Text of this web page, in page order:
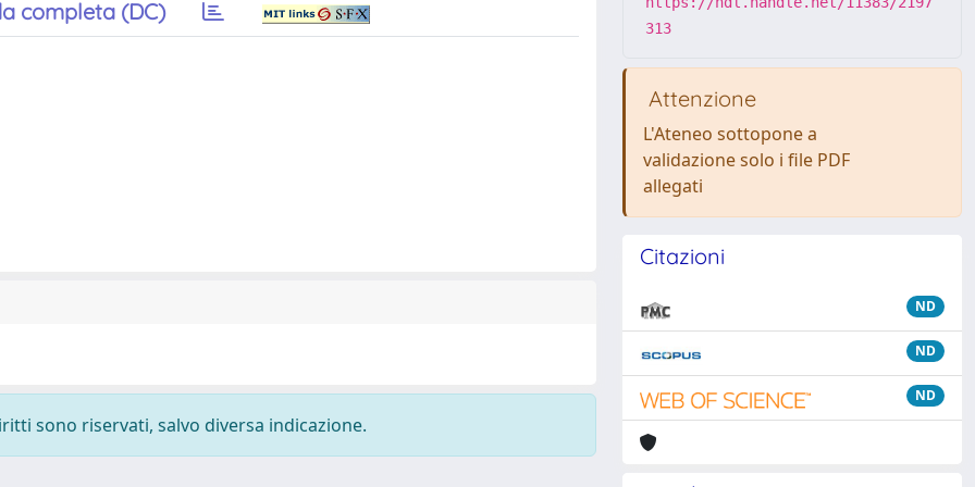
completa (DC)
sono riservati, salvo diversa indicazione.
313
Attenzione
L'Ateneo sottopone a
validazione solo i file PDF
allegati
Citazioni
ND
ND
ND